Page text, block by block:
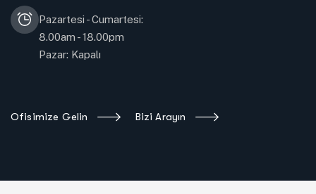
Pazartesi - Cumartesi:
8.00am - 18.00pm
Pazar: Kapalı
Ofisimize Gelin Bizi Arayın